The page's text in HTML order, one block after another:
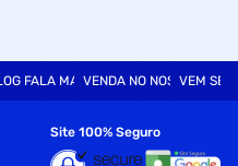
FALA MARTVENDA NO NOSSO SITE
VEM SER
Site 100% Seguro